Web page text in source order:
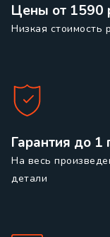
Цены от 1590
Низкая стоимость
Гарантия до 1
На весь
детали